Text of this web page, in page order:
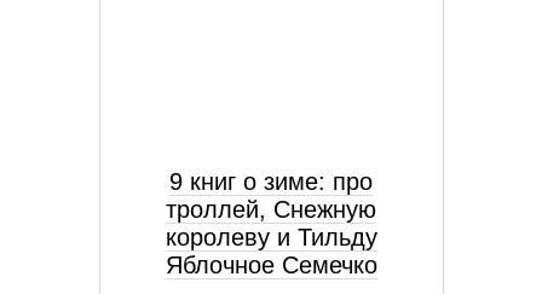
9 книг о зиме: про
троллей, Снежную
королеву и Тильду
Яблочное Семечко